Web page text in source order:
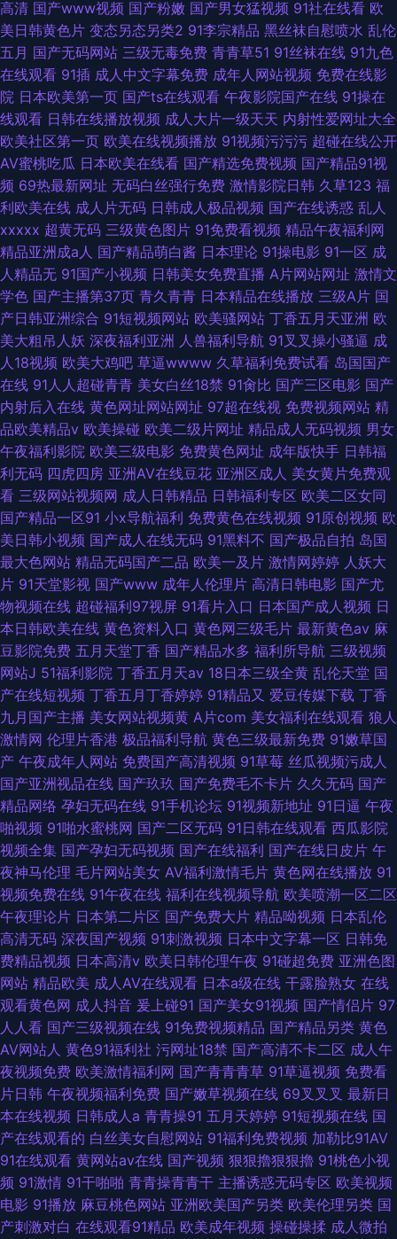
高清 国产www视频 国产粉嫩 国产男女猛视频 91社在线看 欧
美日韩黄色片 变态另态另类2 91李宗精品 黑丝袜自慰喷水 乱伦
五月 国产无码网站 三级无毒免费 青青草51 91丝袜在线 91九色
在线观看 91插 成人中文字幕免费 成年人网站视频 免费在线影
院 日本欧美第一页 国产ts在线观看 午夜影院国产在线 91操在
线观看 日韩在线播放视频 成人大片一级天天 内射性爱网址大全
欧美社区第一页 欧美在线视频播放 91视频污污污 超碰在线公开
AV蜜桃吃瓜 日本欧美在线看 国产精选免费视频 国产精品91视
频 69热最新网址 无码白丝强行免费 激情影院日韩 久草123 福
利欧美在线 成人片无码 日韩成人极品视频 国产在线诱惑 乱人
xxxxx 超黄无码 三级黄色图片 91免费看视频 精品午夜福利网
精品亚洲成a人 国产精品萌白酱 日本理论 91操电影 91一区 成
人精品无 91国产小视频 日韩美女免费直播 A片网站网址 激情文
学色 国产主播第37页 青久青青 日本精品在线播放 三级A片 国
产日韩亚洲综合 91短视频网站 欧美骚网站 丁香五月天亚洲 欧
美大粗吊人妖 深夜福利亚洲 人兽福利导航 91叉叉操小骚逼 成
人18视频 欧美大鸡吧 草逼wwww 久草福利免费试看 岛国国产
在线 91人人超碰青青 美女白丝18禁 91肏比 国产三区电影 国产
内射后入在线 黄色网址网站网址 97超在线视 免费视频网站 精
品欧美精品v 欧美操碰 欧美二级片网址 精品成人无码视频 男女
午夜福利影院 欧美三级电影 免费黄色网址 成年版快手 日韩福
利无码 四虎四房 亚洲AV在线豆花 亚洲区成人 美女黄片免费观
看 三级网站视频网 成人日韩精品 日韩福利专区 欧美二区女同
国产精品一区91 小x导航福利 免费黄色在线视频 91原创视频 欧
美日韩小视频 国产成人在线无码 91黑料不 国产极品自拍 岛国
最大色网站 精品无码国产二品 欧美一及片 激情网婷婷 人妖大
片 91天堂影视 国产www 成年人伦理片 高清日韩电影 国产尤
物视频在线 超碰福利97视屏 91看片入口 日本国产成人视频 日
本日韩欧美在线 黄色资料入口 黄色网三级毛片 最新黄色av 麻
豆影院免费 五月天堂丁香 国产精品水多 福利所导航 三级视频
网站J 51福利影院 丁香五月天av 18日本三级全黄 乱伦天堂 国
产在线短视频 丁香五月丁香婷婷 91精品又 爱豆传媒下载 丁香
九月国产主播 美女网站视频黄 A片com 美女福利在线观看 狼人
激情网 伦理片香港 极品福利导航 黄色三级最新免费 91嫩草国
产 午夜成年人网站 免费国产高清视频 91草莓 丝瓜视频污成人
国产亚洲视品在线 国产玖玖 国产免费毛不卡片 久久无码 国产
精品网络 孕妇无码在线 91手机论坛 91视频新地址 91日逼 午夜
啪视频 91啪水蜜桃网 国产二区无码 91日韩在线观看 西瓜影院
视频全集 国产孕妇无码视频 国产在线福利 国产在线日皮片 午
夜神马伦理 毛片网站美女 AV福利激情毛片 黄色网在线播放 91
视频免费在线 91午夜在线 福利在线视频导航 欧美喷潮一区二区
午夜理论片 日本第二片区 国产免费大片 精品呦视频 日本乱伦
高清无码 深夜国产视频 91刺激视频 日本中文字幕一区 日韩免
费精品视频 日本高清v 欧美日韩伦理午夜 91碰超免费 亚洲色图
网站 精品欧美 成人AV在线观看 日本a级在线 干露脸熟女 在线
观看黄色网 成人抖音 爰上碰91 国产美女91视频 国产情侣片 97
人人看 国产三级视频在线 91免费视频精品 国产精品另类 黄色
AV网站人 黄色91福利社 污网址18禁 国产高清不卡二区 成人午
夜视频免费 欧美激情福利网 国产青青青草 91草逼视频 免费看
片日韩 午夜视频福利免费 国产嫩草视频在线 69叉叉叉 最新日
本在线视频 日韩成人a 青青操91 五月天婷婷 91短视频在线 国
产在线观看的 白丝美女自慰网站 91福利免费视频 加勒比91AV
91在线观看 黄网站av在线 国产视频 狠狠擼狠狠擼 91桃色小视
频 91激情 91干啪啪 青青操青青干 主播诱惑无码专区 欧美视频
电影 91播放 麻豆桃色网站 亚洲欧美国产另类 欧美伦理另类 国
产刺激对白 在线观看91精品 欧美成年视频 操碰操揉 成人微拍